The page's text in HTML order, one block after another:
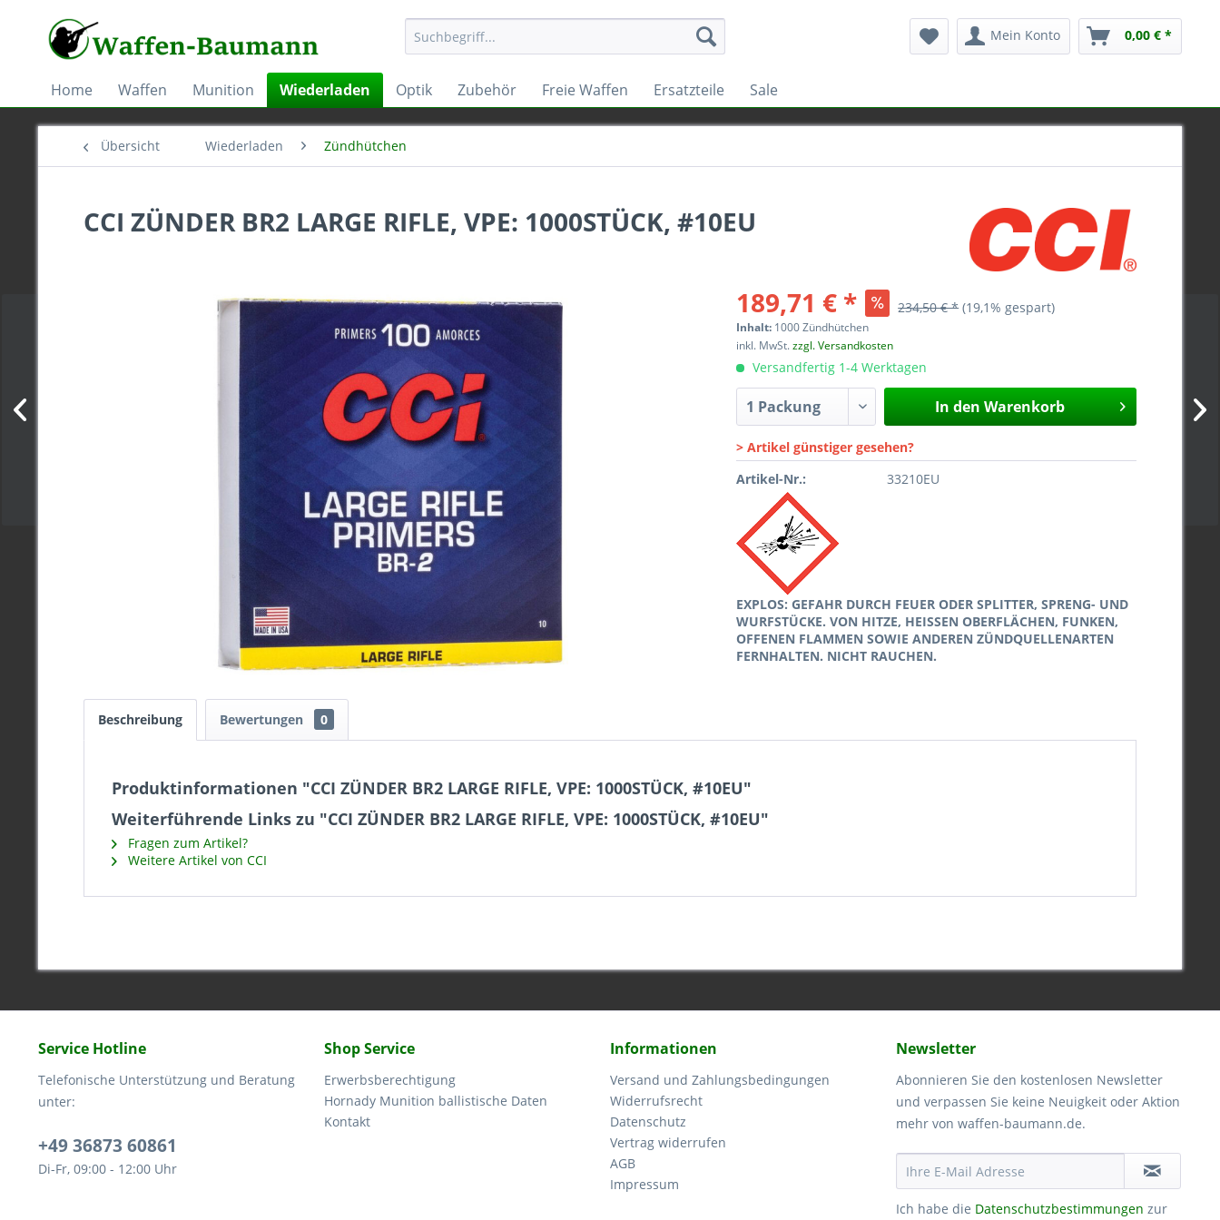
Mein Konto 0,00 € *
Home Waffen Munition Wiederladen Optik Zubehör Freie Waffen Ersatzteile Sale
Übersicht Wiederladen Zündhütchen
CCI ZÜNDER BR2 LARGE RIFLE, VPE: 1000STÜCK, #10EU
189,71 € * 234,50 € * (19,1% gespart)
Inhalt: 1000 Zündhütchen
inkl. MwSt.zzgl. Versandkosten
Versandfertig 1-4 Werktagen
In den Warenkorb
> Artikel günstiger gesehen?
Artikel-Nr.:
33210EU
EXPLOS: GEFAHR DURCH FEUER ODER SPLITTER, SPRENG- UND
WURFSTÜCKE. VON HITZE, HEISSEN OBERFLÄCHEN, FUNKEN,
OFFENEN FLAMMEN SOWIE ANDEREN ZÜNDQUELLENARTEN
FERNHALTEN. NICHT RAUCHEN.
Beschreibung Bewertungen 0
Produktinformationen "CCI ZÜNDER BR2 LARGE RIFLE, VPE: 1000STÜCK, #10EU"
Weiterführende Links zu "CCI ZÜNDER BR2 LARGE RIFLE, VPE: 1000STÜCK, #10EU"
Fragen zum Artikel?
Weitere Artikel von CCI
Service Hotline
Telefonische Unterstützung und Beratung
unter:
+49 36873 60861
Di-Fr, 09:00 - 12:00 Uhr
Shop Service
Erwerbsberechtigung
Hornady Munition ballistische Daten
Kontakt
Informationen
Versand und Zahlungsbedingungen
Widerrufsrecht
Datenschutz
Vertrag widerrufen
AGB
Impressum
Newsletter
Abonnieren Sie den kostenlosen Newsletter
und verpassen Sie keine Neuigkeit oder Aktion
mehr von waffen-baumann.de.
Ich habe die Datenschutzbestimmungen zur